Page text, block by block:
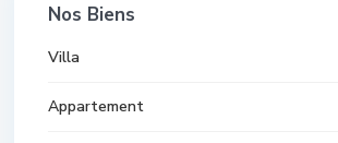
Nos Biens
Villa
Appartement